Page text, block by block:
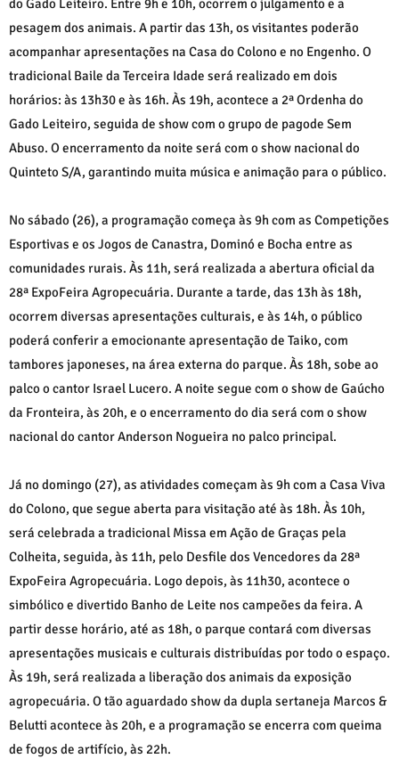
do Gado Leiteiro. Entre 9h e 10h, ocorrem o julgamento e a
pesagem dos animais. A partir das 13h, os visitantes poderão
acompanhar apresentações na Casa do Colono e no Engenho. O
tradicional Baile da Terceira Idade será realizado em dois
horários: às 13h30 e às 16h. Às 19h, acontece a 2ª Ordenha do
Gado Leiteiro, seguida de show com o grupo de pagode Sem
Abuso. O encerramento da noite será com o show nacional do
Quinteto S/A, garantindo muita música e animação para o público.
No sábado (26), a programação começa às 9h com as Competições
Esportivas e os Jogos de Canastra, Dominó e Bocha entre as
comunidades rurais. Às 11h, será realizada a abertura oficial da
28ª ExpoFeira Agropecuária. Durante a tarde, das 13h às 18h,
ocorrem diversas apresentações culturais, e às 14h, o público
poderá conferir a emocionante apresentação de Taiko, com
tambores japoneses, na área externa do parque. Às 18h, sobe ao
palco o cantor Israel Lucero. A noite segue com o show de Gaúcho
da Fronteira, às 20h, e o encerramento do dia será com o show
nacional do cantor Anderson Nogueira no palco principal.
Já no domingo (27), as atividades começam às 9h com a Casa Viva
do Colono, que segue aberta para visitação até às 18h. Às 10h,
será celebrada a tradicional Missa em Ação de Graças pela
Colheita, seguida, às 11h, pelo Desfile dos Vencedores da 28ª
ExpoFeira Agropecuária. Logo depois, às 11h30, acontece o
simbólico e divertido Banho de Leite nos campeões da feira. A
partir desse horário, até as 18h, o parque contará com diversas
apresentações musicais e culturais distribuídas por todo o espaço.
Às 19h, será realizada a liberação dos animais da exposição
agropecuária. O tão aguardado show da dupla sertaneja Marcos &
Belutti acontece às 20h, e a programação se encerra com queima
de fogos de artifício, às 22h.